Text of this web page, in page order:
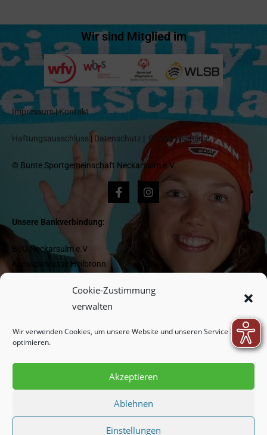
Cookie-Zustimmung
verwalten
Wir verwenden Cookies, um unsere Website und unseren Service zu
optimieren.
Akzeptieren
Ablehnen
Einstellungen
Wir sind Mitglied im
Impressum|Kontakt
Haftungsausschluss | Datenschutz | Cookie-Richtlinie
© Bunte Sportgemeinschaft Neckarsulm e.V.
Unsere Bankverbindung:
BSG Neckarsulm e.V
Kreissparkasse Heilbronn
BIC HEISDE66XXX
Newsletter:
Indem Sie fortfahren, akzeptieren Sie unsere
Datenschutzerklärung.